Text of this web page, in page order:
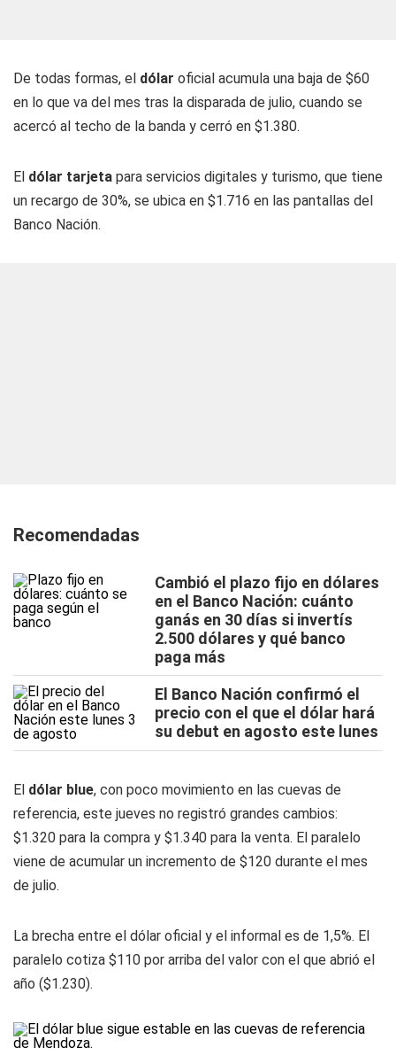
De todas formas, el dólar oficial acumula una baja de $60
en lo que va del mes tras la disparada de julio, cuando se
acercó al techo de la banda y cerró en $1.380.
El dólar tarjeta para servicios digitales y turismo, que tiene
un recargo de 30%, se ubica en $1.716 en las pantallas del
Banco Nación.
Recomendadas
Cambió el plazo fijo en dólares
en el Banco Nación: cuánto
ganás en 30 días si invertís
2.500 dólares y qué banco
paga más
El Banco Nación confirmó el
precio con el que el dólar hará
su debut en agosto este lunes
El dólar blue, con poco movimiento en las cuevas de
referencia, este jueves no registró grandes cambios:
$1.320 para la compra y $1.340 para la venta. El paralelo
viene de acumular un incremento de $120 durante el mes
de julio.
La brecha entre el dólar oficial y el informal es de 1,5%. El
paralelo cotiza $110 por arriba del valor con el que abrió el
año ($1.230).